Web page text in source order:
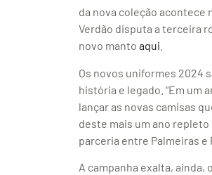
da nova coleção acontece
Verdão disputa a terceira
novo manto aqui
Os novos uniformes 2024
história e legado. “Em um
lançar as novas camisas
deste mais um ano
parceria entre Palmeiras e
A campanha exalta, ainda,